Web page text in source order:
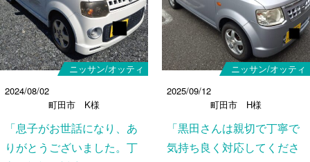
ニッサン/オッティ
2024/08/02
町田市 K様
「息子がお世話になり、あ
りがとうございました。丁
ニッサン/オッティ
2025/09/12
町田市 H様
「黒田さんは親切で丁寧で
気持ち良く対応してくださ